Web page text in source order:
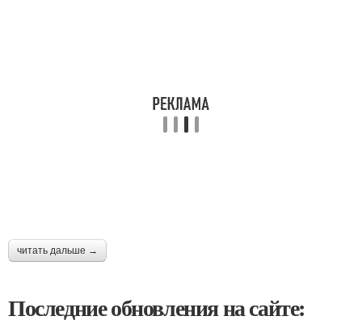
читать дальше →
Последние обновления на сайте: